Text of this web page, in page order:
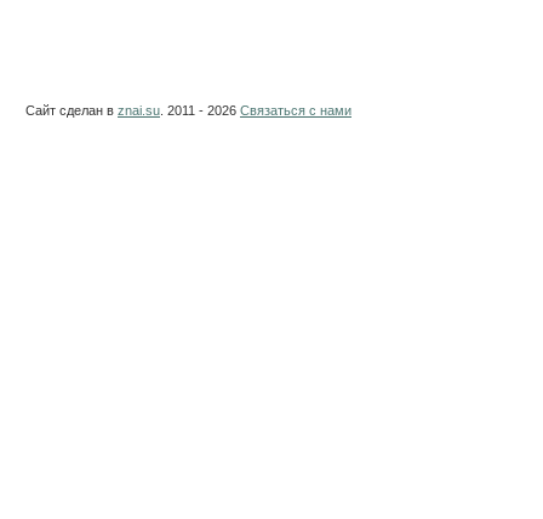
Сайт сделан в znai.su . 2011 - 2026 Связаться с нами